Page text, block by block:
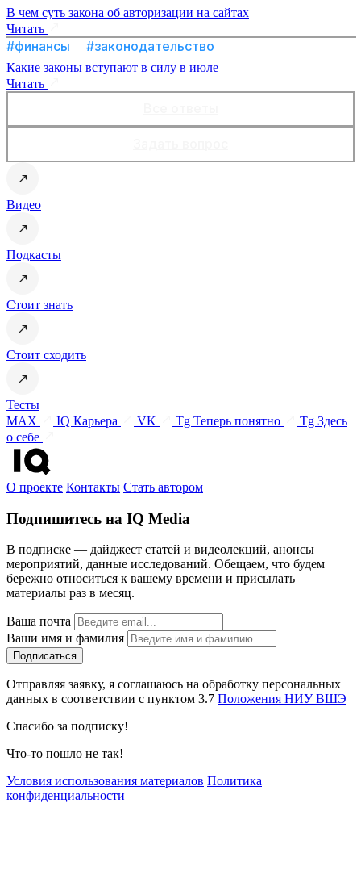
В чем суть закона об авторизации на сайтах
Читать
#финансы #законодательство
Какие законы вступают в силу в июле
Читать
Видео
Подкасты
Стоит знать
Стоит сходить
Тесты
MAX
IQ Карьера VK Tg Теперь понятно
Tg Здесь
о себе
О проекте Контакты Стать автором
Подпишитесь на IQ Media
В подписке — дайджест статей и видеолекций, анонсы
мероприятий, данные исследований. Обещаем, что будем
бережно относиться к вашему времени и присылать
материалы раз в месяц.
Ваша почта
Ваши имя и фамилия
Отправляя заявку, я соглашаюсь на обработку персональных
данных в соответствии с пунктом 3.7 Положения НИУ ВШЭ
Спасибо за подписку!
Что-то пошло не так!
Условия использования материалов Политика
конфиденциальности